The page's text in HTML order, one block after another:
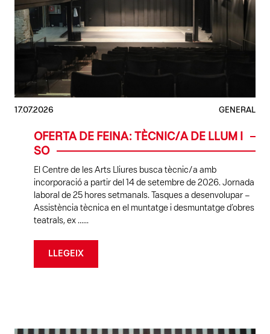
17.07.2026 GENERAL
OFERTA DE FEINA: TÈCNIC/A DE LLUM I
SO
El Centre de les Arts Lliures busca tècnic/a amb
incorporació a partir del 14 de setembre de 2026. Jornada
laboral de 25 hores setmanals. Tasques a desenvolupar –
Assistència tècnica en el muntatge i desmuntatge d’obres
teatrals, ex ......
LLEGEIX